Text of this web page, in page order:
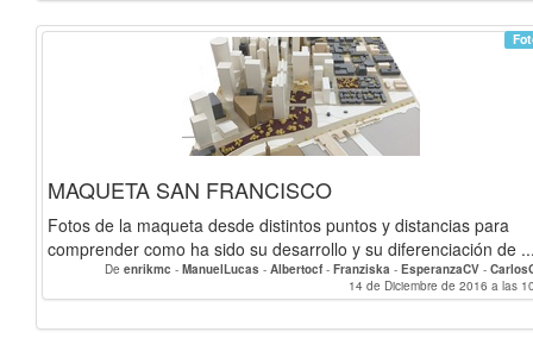
MAQUETA SAN FRANCISCO
Fotos de la maqueta desde distintos puntos y distancias para
comprender como ha sido su desarrollo y su diferenciación de
De enrikmc - ManuelLucas - Albertocf - Franziska - EsperanzaCV -
martinasegafredo- MariaZ-matteo -Rang-
Morgane_Sanchez-Daniela_Maqueo-jagarzon-mmvdal-
14 de Diciembre de 2016 a las